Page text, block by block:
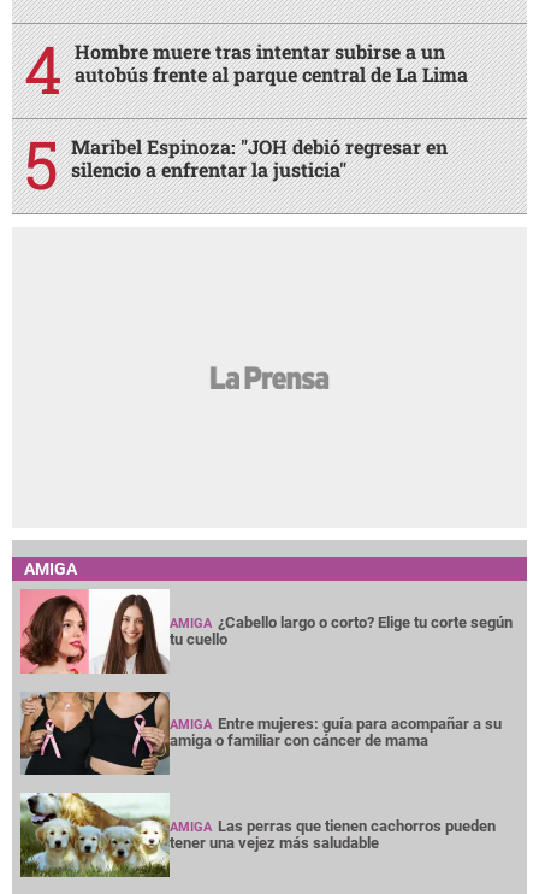
Hombre muere tras intentar subirse a un
autobús frente al parque central de La Lima
Maribel Espinoza: "JOH debió regresar en
silencio a enfrentar la justicia"
AMIGA
AMIGA ¿Cabello largo o corto? Elige tu corte según
tu cuello
AMIGA Entre mujeres: guía para acompañar a su
amiga o familiar con cáncer de mama
AMIGA Las perras que tienen cachorros pueden
tener una vejez más saludable